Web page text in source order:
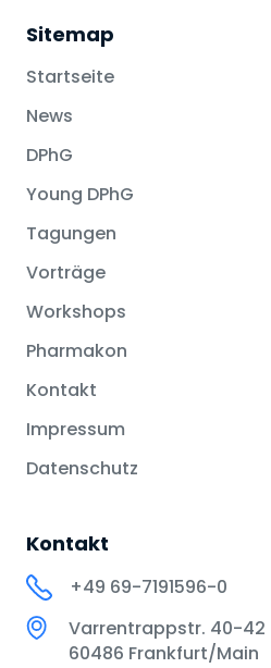
Sitemap
Startseite
News
DPhG
Young DPhG
Tagungen
Vorträge
Workshops
Pharmakon
Kontakt
Impressum
Datenschutz
Kontakt
+49 69-7191596-0
Varrentrappstr. 40-42
60486 Frankfurt/Main